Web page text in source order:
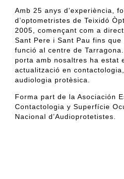
Amb 25 anys d’experiència,
d’optometristes de Teixidó
2005, començant com a
Sant Pere i Sant Pau fins
funció al centre de
porta amb nosaltres ha estat
actualització en
audiologia protèsica
Forma part de la Asociación
Contactologia y Superfície
Nacional d’Audioprotetistes